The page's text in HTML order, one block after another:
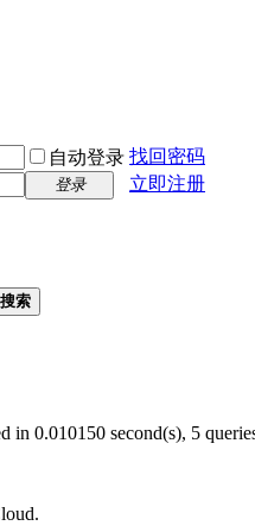
自动登录 找回密码
登录
立即注册
搜索
in 0.010150 second(s), 5